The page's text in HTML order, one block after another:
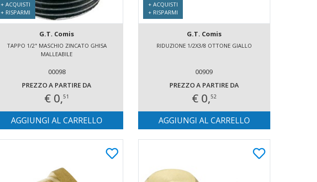
+ ACQUISTI
+ RISPARMI
G.T. Comis
TAPPO 1/2" MASCHIO ZINCATO GHISA
MALLEABILE
00098
PREZZO A PARTIRE DA
€ 0,51
AGGIUNGI AL CARRELLO
+ ACQUISTI
+ RISPARMI
G.T. Comis
RIDUZIONE 1/2X3/8 OTTONE GIALLO
00909
PREZZO A PARTIRE DA
€ 0,52
AGGIUNGI AL CARRELLO